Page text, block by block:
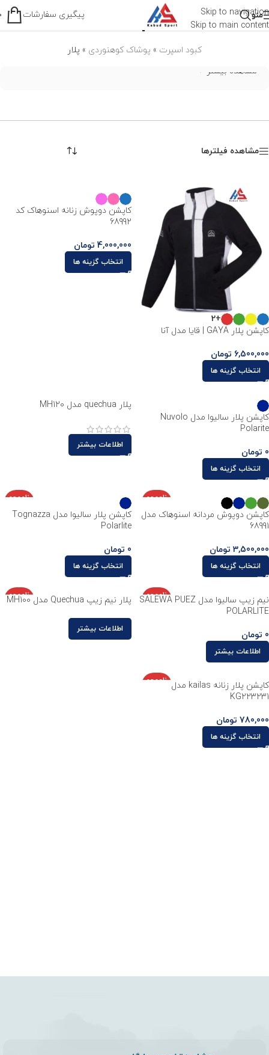
Skip to navigation
Skip to main content
منو پیگیری سفارشات پلار
کبود اسپرت » پوشاک کوهنوردی » پلار
مشاهده بیشتر
مشاهده فیلترها
+2
کاپشن پلار GAYA | قایا مدل آنا
6,500,000 تومان
انتخاب گزینه ها
کاپشن دوپوش زنانه اسنوهاک کد
68992
4,000,000 تومان
انتخاب گزینه ها
کاپشن پلار سالیوا مدل Nuvolo
Polarite
0 تومان
انتخاب گزینه ها
پلار quechua مدل MH120
اطلاعات بیشتر
ناموجو
کاپشن دوپوش مردانه اسنوهاک مدل
68991
3,500,000 تومان
انتخاب گزینه ها
ناموجو
کاپشن پلار سالیوا مدل Tognazza
Polarlite
0 تومان
انتخاب گزینه ها
ناموجو
د
نیم زیپ سالیوا مدل SALEWA PUEZ
POLARLITE
0 تومان
اطلاعات بیشتر
ناموجو
د
پلار نیم زیپ Quechua مدل MH100
اطلاعات بیشتر
ناموجو کاپشن پلار زنانه kailas مدل
KG223231
780,000 تومان
انتخاب گزینه ها